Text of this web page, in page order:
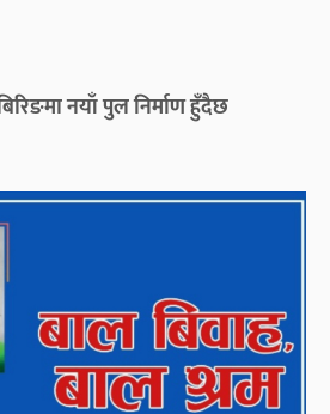
नयाँ पुल निर्माण हुँदैछ